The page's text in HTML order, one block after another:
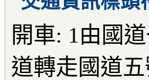
開車: 1由國
道轉走國道